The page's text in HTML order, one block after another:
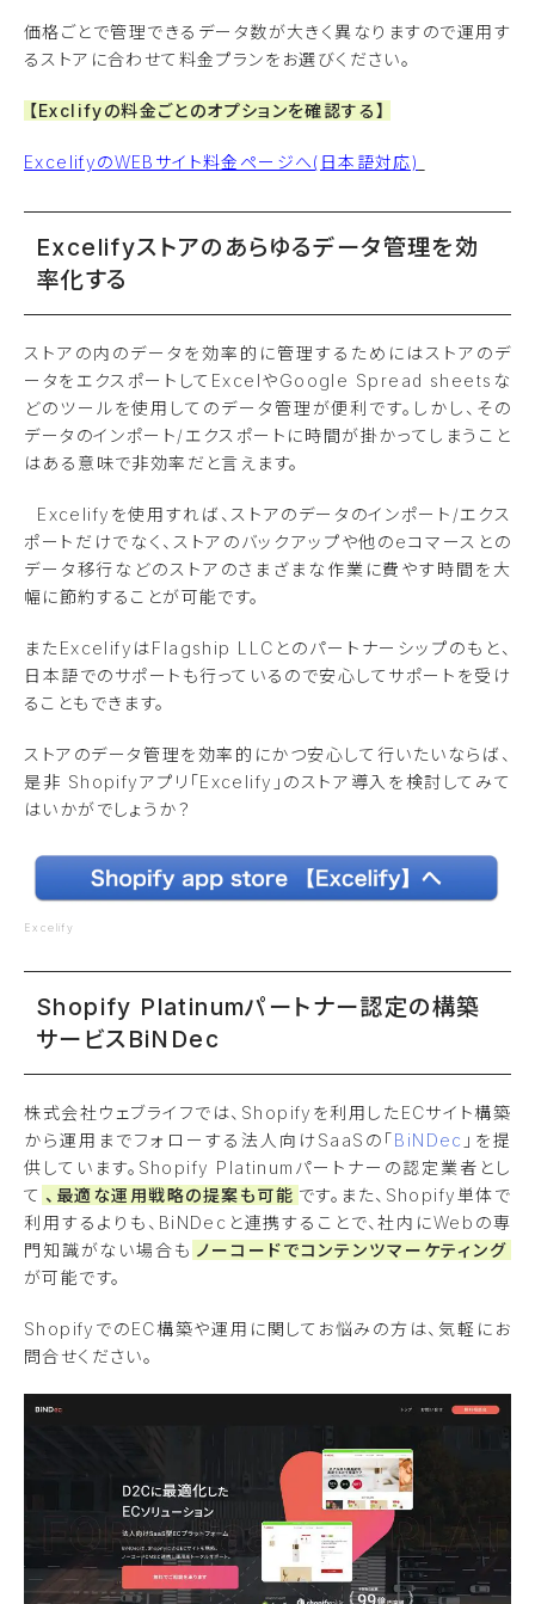
価格ごとで管理できるデータ数が大きく異なりますので運用す
るストアに合わせて料金プランをお選びください。
【Exclifyの料金ごとのオプションを確認する】
ExcelifyのWEBサイト料金ページへ(日本語対応)
Excelifyストアのあらゆるデータ管理を効
率化する
ストアの内のデータを効率的に管理するためにはストアのデ
ータをエクスポートしてExcelやGoogle Spread sheetsな
どのツールを使用してのデータ管理が便利です。しかし、その
データのインポート/エクスポートに時間が掛かってしまうこと
はある意味で非効率だと言えます。
Excelifyを使用すれば、ストアのデータのインポート/エクス
ポートだけでなく、ストアのバックアップや他のeコマースとの
データ移行などのストアのさまざまな作業に費やす時間を大
幅に節約することが可能です。
またExcelifyはFlagship LLCとのパートナーシップのもと、
日本語でのサポートも行っているので安心してサポートを受け
ることもできます。
ストアのデータ管理を効率的にかつ安心して行いたいならば、
是非 Shopifyアプリ「Excelify」のストア導入を検討してみて
はいかがでしょうか？
Excelify
Shopify Platinumパートナー認定の構築
サービスBiNDec
株式会社ウェブライフでは、Shopifyを利用したECサイト構築
から運用までフォローする法人向けSaaSの「BiNDec 」を提
供しています。Shopify Platinumパートナーの認定業者とし
て 、最適な運用戦略の提案も可能 です。また、Shopify単体で
利用するよりも、BiNDecと連携することで、社内にWebの専
門知識がない場合も ノーコードでコンテンツマーケティング
が可能です。
ShopifyでのEC構築や運用に関してお悩みの方は、気軽にお
問合せください。